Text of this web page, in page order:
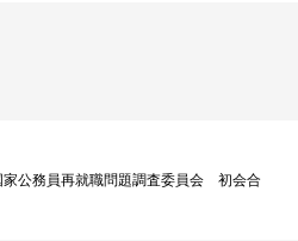
家公務員再就職問題調査委員会 初会合